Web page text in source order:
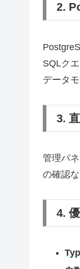
2.
SQLク
データ
3.
管理パ
の確認
4.